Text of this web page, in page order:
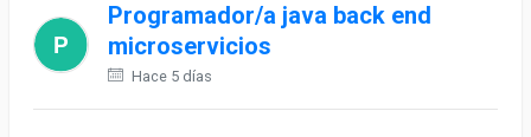
Programador/a java back end
microservicios
Hace 5 días